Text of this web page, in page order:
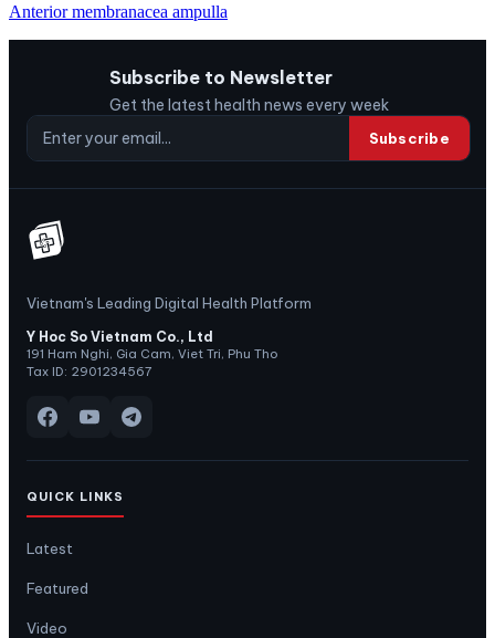
Anterior membranacea ampulla
Subscribe to Newsletter
Get the latest health news every week
Subscribe
Vietnam's Leading Digital Health Platform
Y Hoc So Vietnam Co., Ltd
191 Ham Nghi, Gia Cam, Viet Tri, Phu Tho
Tax ID: 2901234567
QUICK LINKS
Latest
Featured
Video